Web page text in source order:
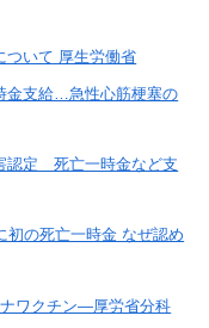
ついて 厚生労働省
金支給…急性心筋梗塞の
認定 死亡一時金など支
初の死亡一時金 なぜ認め
ワクチン―厚労省分科